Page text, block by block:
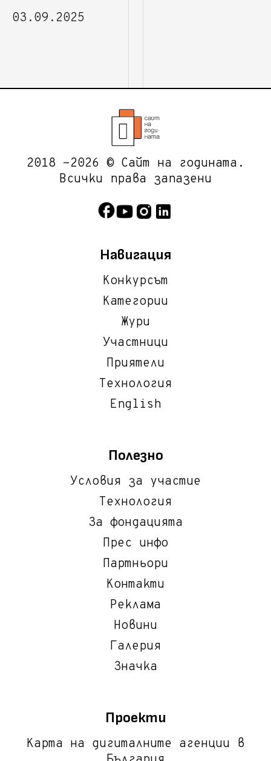
03.09.2025
2018 -2026 © Сайт на годината.
Всички права запазени
Навигация
Конкурсът
Категории
Жури
Участници
Приятели
Технология
English
Полезно
Условия за участие
Технология
За фондацията
Прес инфо
Партньори
Контакти
Реклама
Новини
Галерия
Значка
Проекти
Карта на дигиталните агенции в